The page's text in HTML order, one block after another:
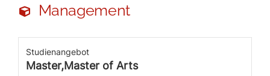
Management
Studienangebot
Master,Master of Arts